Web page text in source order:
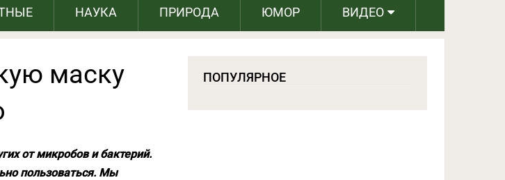
НАУКА ПРИРОДА ЮМОР ВИДЕО
маску
от микробов и бактерий.
пользоваться. Мы
ПОПУЛЯРНОЕ